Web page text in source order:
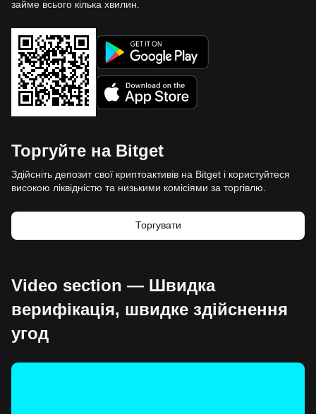
займе всього кілька хвилин.
Торгуйте на Bitget
Здійсніть депозит свої криптоактивів на Bitget і користуйтеся
високою ліквідністю та низькими комісіями за торгівлю.
Торгувати
Video section — Швидка
верифікація, швидке здійснення
угод